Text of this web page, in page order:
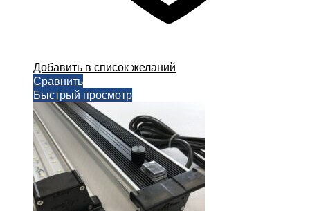
Добавить в список желаний
Сравнить
Быстрый просмотр